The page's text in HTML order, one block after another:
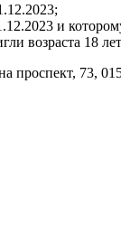
и
возраста 18 лет
73,